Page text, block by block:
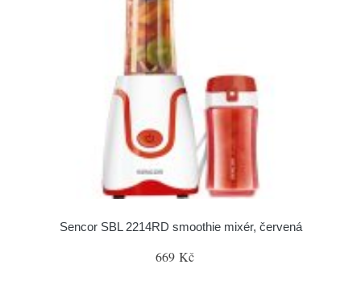
Sencor SBL 2214RD smoothie mixér, červená
669 Kč